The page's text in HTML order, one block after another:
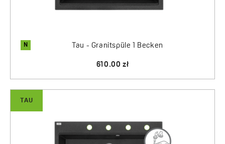
N Tau - Granitspüle 1 Becken
610.00 zł
TAU